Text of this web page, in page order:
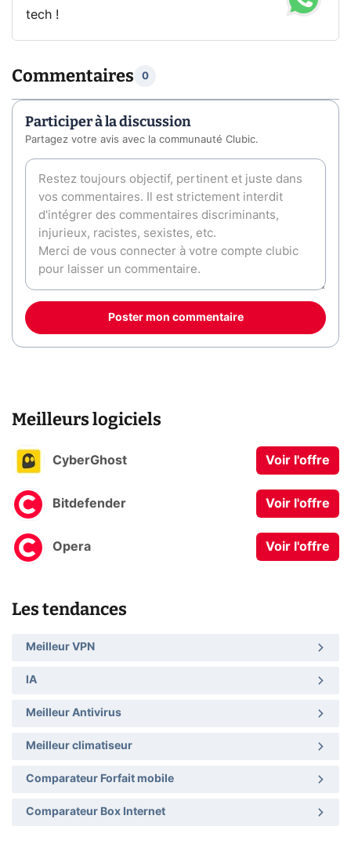
tech !
Commentaires 0
Participer à la discussion
Partagez votre avis avec la communauté Clubic.
Poster mon commentaire
Meilleurs logiciels
CyberGhost Voir l'offre
Bitdefender Voir l'offre
Opera Voir l'offre
Les tendances
Meilleur VPN
IA
Meilleur Antivirus
Meilleur climatiseur
Comparateur Forfait mobile
Comparateur Box Internet